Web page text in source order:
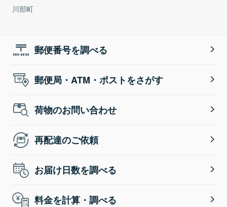
川部町
郵便番号を調べる
郵便局・ATM・ポストをさがす
荷物のお問い合わせ
再配達のご依頼
お届け日数を調べる
料金を計算・調べる